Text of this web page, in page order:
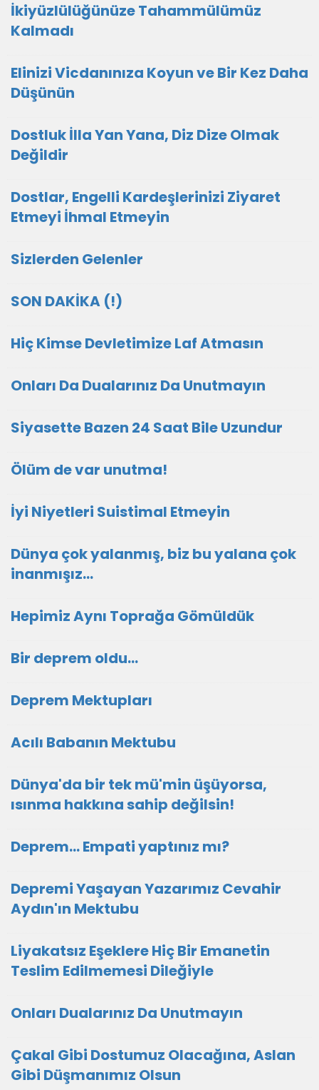
İkiyüzlülüğünüze Tahammülümüz
Kalmadı
Elinizi Vicdanınıza Koyun ve Bir Kez Daha
Düşünün
Dostluk İlla Yan Yana, Diz Dize Olmak
Değildir
Dostlar, Engelli Kardeşlerinizi Ziyaret
Etmeyi İhmal Etmeyin
Sizlerden Gelenler
SON DAKİKA (!)
Hiç Kimse Devletimize Laf Atmasın
Onları Da Dualarınız Da Unutmayın
Siyasette Bazen 24 Saat Bile Uzundur
Ölüm de var unutma!
İyi Niyetleri Suistimal Etmeyin
Dünya çok yalanmış, biz bu yalana çok
inanmışız...
Hepimiz Aynı Toprağa Gömüldük
Bir deprem oldu...
Deprem Mektupları
Acılı Babanın Mektubu
Dünya'da bir tek mü'min üşüyorsa,
ısınma hakkına sahip değilsin!
Deprem... Empati yaptınız mı?
Depremi Yaşayan Yazarımız Cevahir
Aydın'ın Mektubu
Liyakatsız Eşeklere Hiç Bir Emanetin
Teslim Edilmemesi Dileğiyle
Onları Dualarınız Da Unutmayın
Çakal Gibi Dostumuz Olacağına, Aslan
Gibi Düşmanımız Olsun